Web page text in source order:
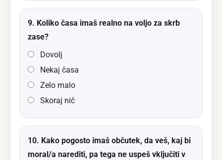
9. Koliko časa imaš realno na voljo za skrb
zase?
Dovolj
Nekaj časa
Zelo malo
Skoraj nič
10. Kako pogosto imaš občutek, da veš, kaj bi
moral/a narediti, pa tega ne uspeš vključiti v